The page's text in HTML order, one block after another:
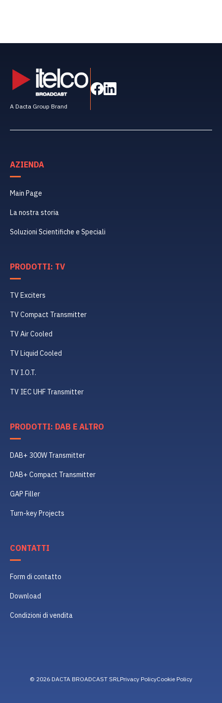
A Dacta Group Brand
AZIENDA
Main Page
La nostra storia
Soluzioni Scientifiche e Speciali
PRODOTTI: TV
TV Exciters
TV Compact Transmitter
TV Air Cooled
TV Liquid Cooled
TV I.O.T.
TV IEC UHF Transmitter
PRODOTTI: DAB E ALTRO
DAB+ 300W Transmitter
DAB+ Compact Transmitter
GAP Filler
Turn-key Projects
CONTATTI
Form di contatto
Download
Condizioni di vendita
© 2026 DACTA BROADCAST SRLPrivacy PolicyCookie Policy